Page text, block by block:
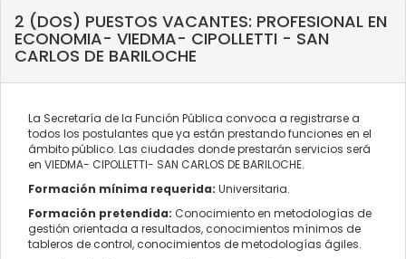
2 (DOS) PUESTOS VACANTES: PROFESIONAL EN
ECONOMIA- VIEDMA- CIPOLLETTI - SAN
CARLOS DE BARILOCHE
La Secretaría de la Función Pública convoca a registrarse a
todos los postulantes que ya están prestando funciones en el
ámbito público. Las ciudades donde prestarán servicios será
en VIEDMA- CIPOLLETTI- SAN CARLOS DE BARILOCHE.
Formación mínima requerida: Universitaria.
Formación pretendida: Conocimiento en metodologías de
gestión orientada a resultados, conocimientos mínimos de
tableros de control, conocimientos de metodologías ágiles.